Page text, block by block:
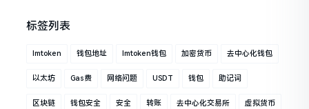
标签列表
Imtoken 钱包地址 Imtoken钱包 加密货币 去中心化钱包
以太坊 Gas费 网络问题 USDT 钱包 助记词
区块链 钱包安全 安全 转账 去中心化交易所 虚拟货币